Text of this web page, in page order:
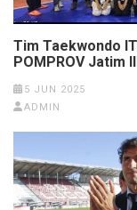
Tim Taekwondo
POMPROV Jatim
5 JUN 2025
ADMIN